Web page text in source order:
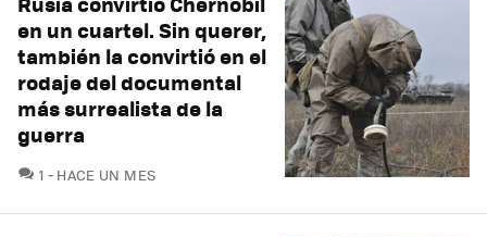
en un cuartel. Sin querer,
también la convirtió en el
rodaje del documental
más surrealista de la
guerra
1 COMENTARIOS
HACE UN MES